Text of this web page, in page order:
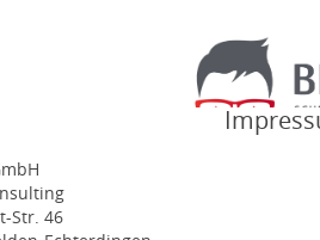
Str. 46